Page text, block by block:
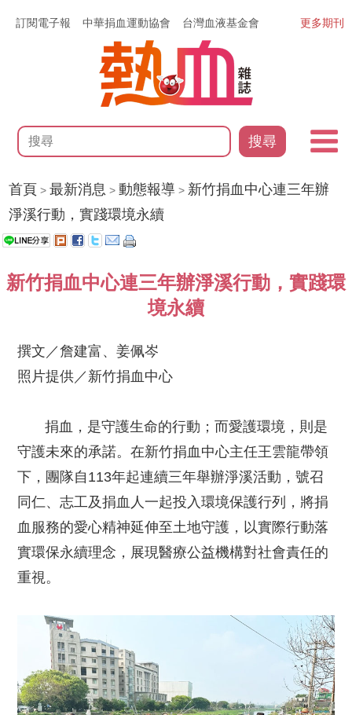
訂閱電子報 中華捐血運動協會 台灣血液基金會
搜尋
更多期刊
首頁 >最新消息 >動態報導 > 新竹捐血中心連三年辦
淨溪行動，實踐環境永續
新竹捐血中心連三年辦淨溪行動，實踐環
境永續
撰文／詹建富、姜佩岑
照片提供／新竹捐血中心
捐血，是守護生命的行動；而愛護環境，則是
守護未來的承諾。在新竹捐血中心主任王雲龍帶領
下，團隊自113年起連續三年舉辦淨溪活動，號召
同仁、志工及捐血人一起投入環境保護行列，將捐
血服務的愛心精神延伸至土地守護，以實際行動落
實環保永續理念，展現醫療公益機構對社會責任的
重視。